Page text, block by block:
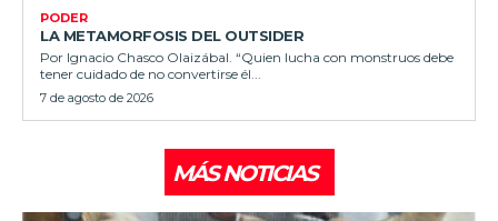
PODER
LA METAMORFOSIS DEL OUTSIDER
Por Ignacio Chasco Olaizábal. “Quien lucha con monstruos debe
tener cuidado de no convertirse él...
7 de agosto de 2026
MÁS NOTICIAS